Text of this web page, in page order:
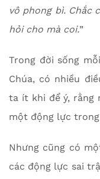
vô phong bì. Chắc
hỏi cho mà coi.”
Trong đời sống
Chúa, có nhiều
ta ít khi để ý, rằng
một động lực
Nhưng cũng có
các động lực sai